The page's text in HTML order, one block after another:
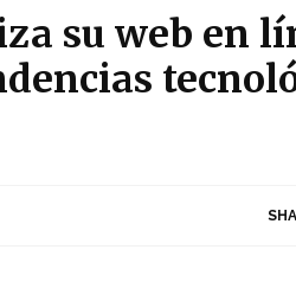
su web en